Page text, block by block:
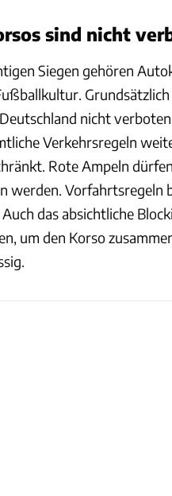
sind nicht
Siegen gehören
nicht
Verkehrsregeln
Rote Ampeln
werden. Vorfahrtsregeln
das absichtliche
um den Korso